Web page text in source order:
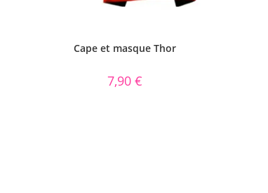
Cape et masque Thor
7,90 €